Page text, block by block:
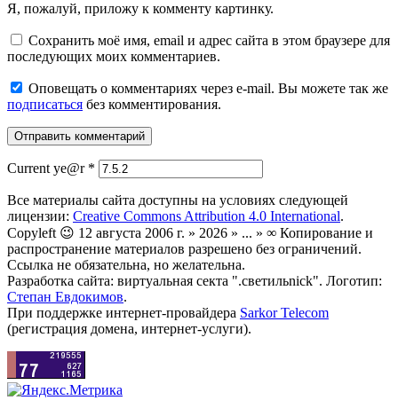
Я, пожалуй, приложу к комменту картинку.
Сохранить моё имя, email и адрес сайта в этом браузере для
последующих моих комментариев.
Оповещать о комментариях через e-mail. Вы можете так же
подписаться без комментирования.
Current ye@r *
Все материалы сайта доступны на условиях следующей
лицензии: Creative Commons Attribution 4.0 International.
Copyleft 😉 12 августа 2006 г. » 2026 » ... » ∞ Копирование и
распространение материалов разрешено без ограничений.
Ссылка не обязательна, но желательна.
Разработка сайта: виртуальная секта ".светильnick". Логотип:
Степан Евдокимов.
При поддержке интернет-провайдера Sarkor Telecom
(регистрация домена, интернет-услуги).